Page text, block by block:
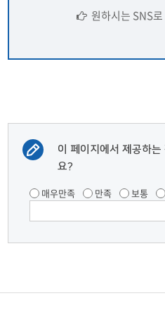
원하시는 SNS로
이 페이지에서 제공하
요?
매우만족 만족 보통